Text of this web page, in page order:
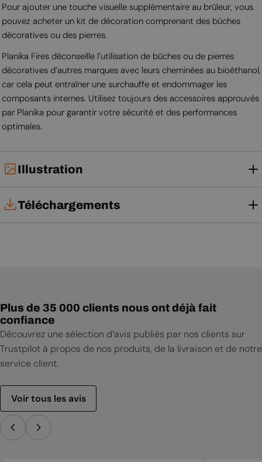
Pour ajouter une touche visuelle supplémentaire au brûleur, vous
pouvez acheter un kit de décoration comprenant des bûches
décoratives ou des pierres.
Planika Fires déconseille l’utilisation de bûches ou de pierres
décoratives d’autres marques avec leurs cheminées au bioéthanol,
car cela peut entraîner une surchauffe et endommager les
composants internes. Utilisez toujours des accessoires approuvés
par Planika pour garantir votre sécurité et des performances
optimales.
Illustration
Téléchargements
Plus de 35 000 clients nous ont déjà fait
confiance
Découvrez une sélection d’avis publiés par nos clients sur
Trustpilot à propos de nos produits, de la livraison et de notre
service client.
Voir tous les avis